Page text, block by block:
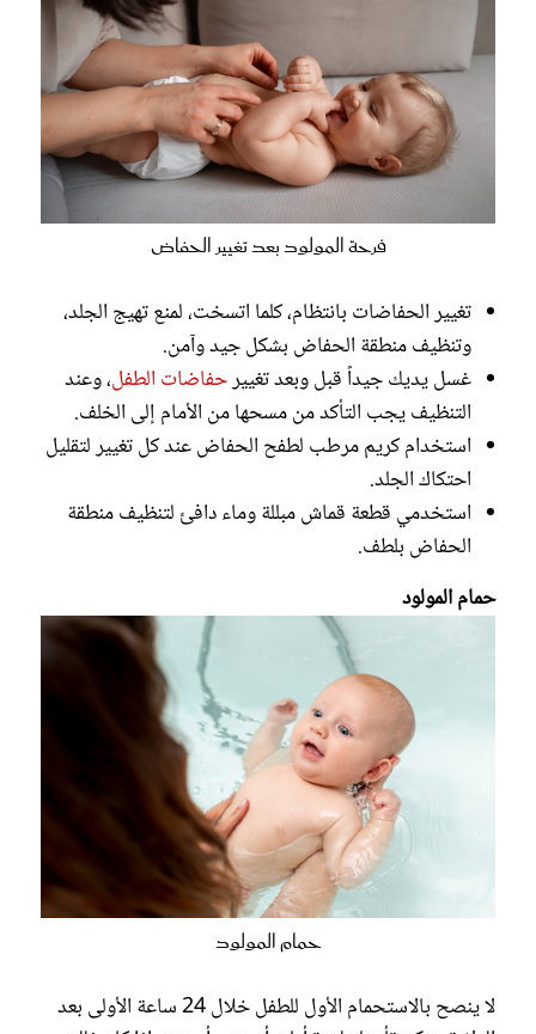
فرحة المولود بعد تغيير الحفاض
تغيير الحفاضات بانتظام، كلما اتسخت، لمنع تهيج الجلد،
وتنظيف منطقة الحفاض بشكل جيد وآمن.
غسل يديك جيداً قبل وبعد تغييرحفاضات الطفل، وعند
التنظيف يجب التأكد من مسحها من الأمام إلى الخلف.
استخدام كريم مرطب لطفح الحفاض عند كل تغيير لتقليل
احتكاك الجلد.
استخدمي قطعة قماش مبللة وماء دافئ لتنظيف منطقة
الحفاض بلطف.
حمام المولود
حمام المولود
لا ينصح بالاستحمام الأول للطفل خلال 24 ساعة الأولى بعد